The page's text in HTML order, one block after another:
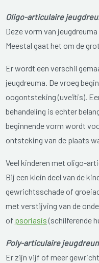
Oligo-articulaire
Deze vorm van
Meestal gaat het om de
Er wordt een verschil
jeugdreuma. De vroeg
oogontsteking (uveïtis).
behandeling is echter
beginnende vorm wordt
ontsteking van de plaats
Veel kinderen met oligo-
Bij een klein deel van de
gewrichtsschade of
met verstijving van de
of psoriasis (schilferende
Poly-articulaire
Er zijn vijf of meer